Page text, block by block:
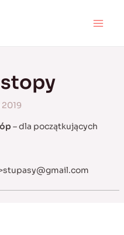
stopy
– dla początkujących
stupasy@gmail.com